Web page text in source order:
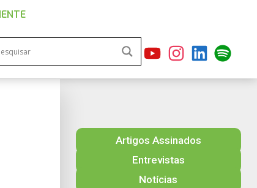
Artigos Assinados
Entrevistas
Notícias